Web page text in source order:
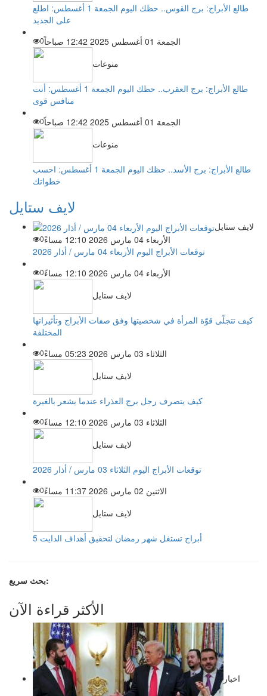
طالع الأبراج: برج القوس.. حظك اليوم الجمعة 1 أغسطس: اطلع
على الجديد
الجمعة 01 أغسطس 2025 12:42 صباحاً
0
منوعات
طالع الأبراج: برج العقرب.. حظك اليوم الجمعة 1 أغسطس: أنت
منافس قوى
الجمعة 01 أغسطس 2025 12:42 صباحاً
0
منوعات
طالع الأبراج: برج الأسد.. حظك اليوم الجمعة 1 أغسطس: احسب
خطواتك
لايف ستايل
لايف ستايل
الأربعاء 04 مارس 2026 12:10 مساءً
0
توقعات الأبراج اليوم الأربعاء 04 مارس / أذار 2026
الأربعاء 04 مارس 2026 12:10 مساءً
0
لايف ستايل
كيف تتجلّى قوّة المرأة في شخصيتها وفق صفات الأبراج وتأثيراتها
المختلفة
الثلاثاء 03 مارس 2026 05:23 مساءً
0
لايف ستايل
كيف يتصرف رجل برج العذراء عندما يشعر بالغيرة
الثلاثاء 03 مارس 2026 12:10 مساءً
0
لايف ستايل
توقعات الأبراج اليوم الثلاثاء 03 مارس / أذار 2026
الاثنين 02 مارس 2026 11:37 مساءً
0
لايف ستايل
5 أبراج تستغل شهر رمضان لتحقيق أهداف الدايت
بحث سريع:
الأكثر قراءة الآن
اخبار